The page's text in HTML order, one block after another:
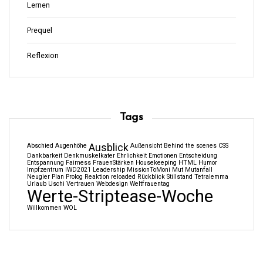
Lernen
Prequel
Reflexion
Tags
Abschied Augenhöhe Ausblick Außensicht Behind the scenes CSS
Dankbarkeit Denkmuskelkater Ehrlichkeit Emotionen Entscheidung
Entspannung Fairness FrauenStärken Housekeeping HTML Humor
Impfzentrum IWD2021 Leadership MissionToMoni Mut Mutanfall
Neugier Plan Prolog Reaktion reloaded Rückblick Stillstand Tetralemma
Urlaub Uschi Vertrauen Webdesign Weltfrauentag
Werte-Striptease-Woche
Willkommen WOL